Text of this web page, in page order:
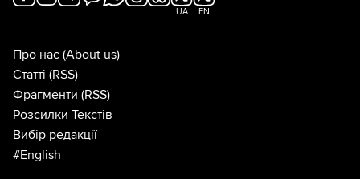
UA EN
Про нас (About us)
Статті (RSS)
Фрагменти (RSS)
Розсилки Текстів
Вибір редакції
#English